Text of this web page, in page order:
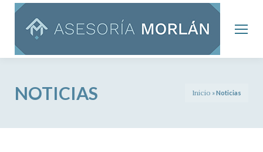
NOTICIAS Inicio »Noticias